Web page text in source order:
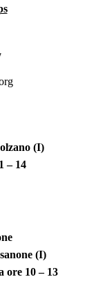
(I)
– 14
(I)
ore 10 – 13